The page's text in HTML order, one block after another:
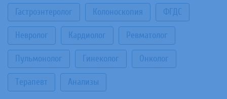
Гастроэнтеролог Колоноскопия ФГДС
Невролог Кардиолог Ревматолог
Пульмонолог Гинеколог Онколог
Терапевт Анализы